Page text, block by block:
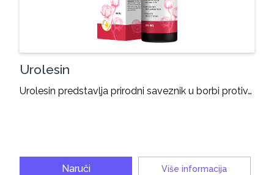
Urolesin
Urolesin predstavlja prirodni saveznik u borbi protiv…
Naruči Više informacija